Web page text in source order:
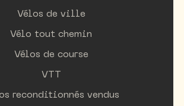
Vélos de ville
Vélo tout chemin
Vélos de course
VTT
reconditionnés vendus